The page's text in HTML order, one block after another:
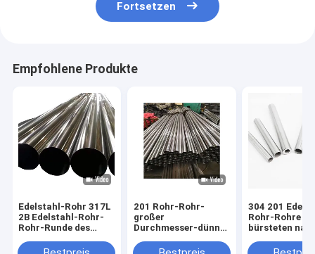
Fortsetzen
Empfohlene Produkte
Edelstahl-Rohr 317L
2B Edelstahl-Rohr-
Rohr-Runde des
0.5mm-2mm säumte
201 Rohr-Rohr-
großer
Durchmesser-dünner
Schläuche 304 des
304 201
Rohr-Rohre
bürsteten